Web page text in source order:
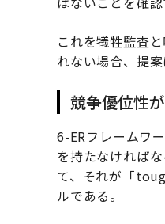
これを犠牲監査
れない場合、提
競争優位性
6-ERフレームワ
を持たなければ
て、それが「
ルである。